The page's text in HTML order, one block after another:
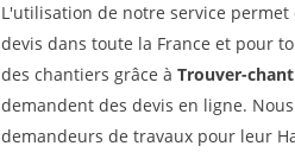
L'utilisation de notre service
devis dans toute la France et pour
des chantiers grâce à Trouver-
demandent des devis en ligne.
demandeurs de travaux pour leur